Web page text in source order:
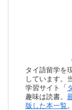
タイ語留学を
しています。
学習サイト「
趣味は読書。
版した本一覧